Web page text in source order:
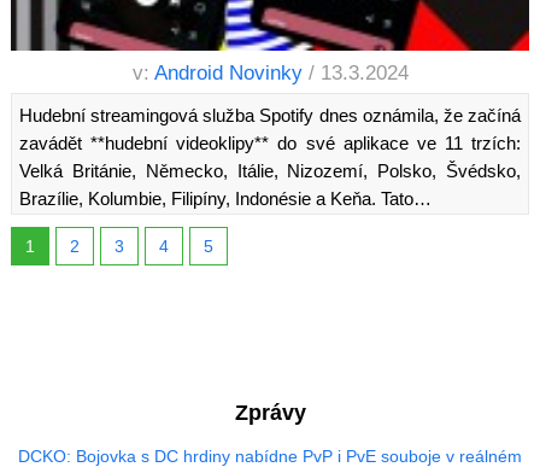
v: Android Novinky / 13.3.2024
Hudební streamingová služba Spotify dnes oznámila, že začíná
zavádět **hudební videoklipy** do své aplikace ve 11 trzích:
Velká Británie, Německo, Itálie, Nizozemí, Polsko, Švédsko,
Brazílie, Kolumbie, Filipíny, Indonésie a Keňa. Tato…
1 2 3 4 5
Zprávy
DCKO: Bojovka s DC hrdiny nabídne PvP i PvE souboje v reálném